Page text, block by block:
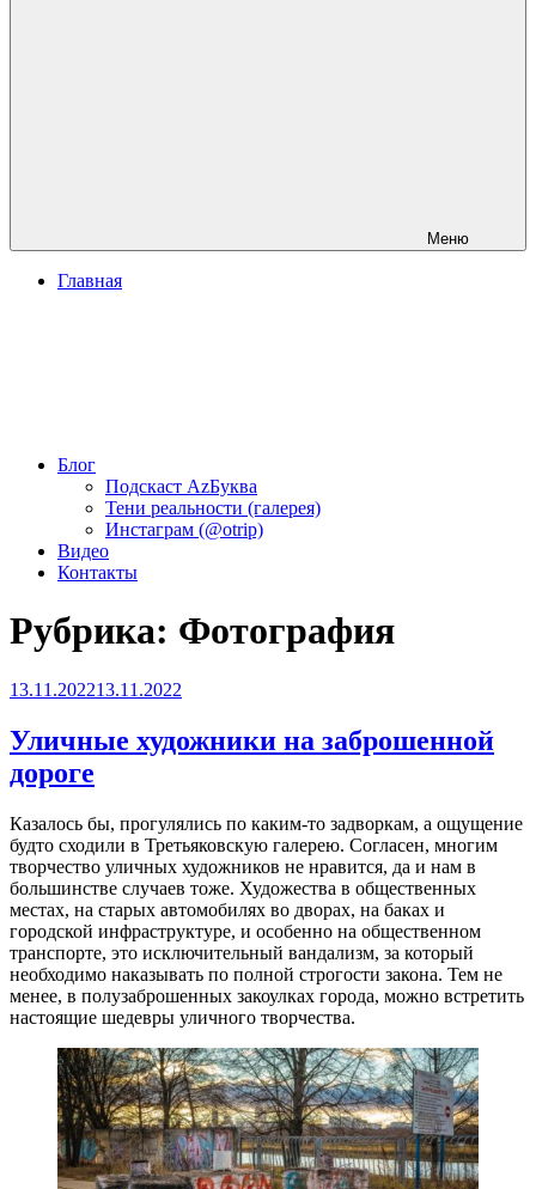
Меню
Главная
Блог
Подскаст АzБуква
Тени реальности (галерея)
Инстаграм (@otrip)
Видео
Контакты
Рубрика: Фотография
Опубликовано
13.11.202213.11.2022
Уличные художники на заброшенной
дороге
Казалось бы, прогулялись по каким-то задворкам, а ощущение
будто сходили в Третьяковскую галерею. Согласен, многим
творчество уличных художников не нравится, да и нам в
большинстве случаев тоже. Художества в общественных
местах, на старых автомобилях во дворах, на баках и
городской инфраструктуре, и особенно на общественном
транспорте, это исключительный вандализм, за который
необходимо наказывать по полной строгости закона. Тем не
менее, в полузаброшенных закоулках города, можно встретить
настоящие шедевры уличного творчества.